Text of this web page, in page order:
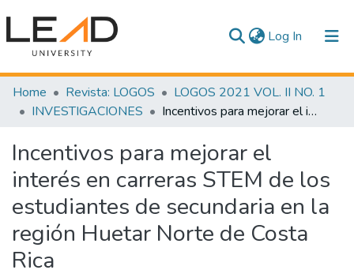
Log In (current)
Communities & Collections
All of DSpace
Statistics
Home Revista: LOGOS
LOGOS 2021 VOL. II NO. 1
INVESTIGACIONES
Incentivos para mejorar el interés en carreras STEM de los estudiantes de secundaria en la región Huetar Norte de Costa Rica
Incentivos para mejorar el
interés en carreras STEM de los
estudiantes de secundaria en la
región Huetar Norte de Costa
Rica